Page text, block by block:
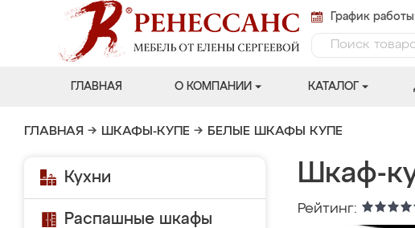
График
ГЛАВНАЯ О КОМПАНИИ КАТАЛОГ
ГЛАВНАЯ → ШКАФЫ-КУПЕ → БЕЛЫЕ ШКАФЫ КУПЕ
Кухни
Распашные шкафы
Шкаф-
Рейтинг: